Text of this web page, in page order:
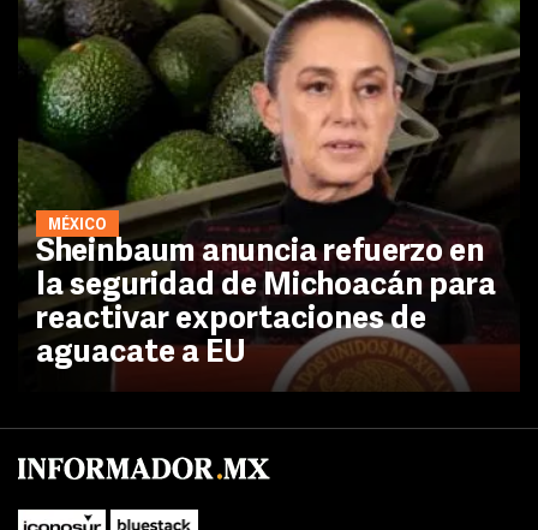
MÉXICO
Sheinbaum anuncia refuerzo en
la seguridad de Michoacán para
reactivar exportaciones de
aguacate a EU